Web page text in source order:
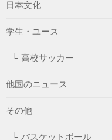
日本文化
学生・ユース
高校サッカー
他国のニュース
その他
バスケットボール